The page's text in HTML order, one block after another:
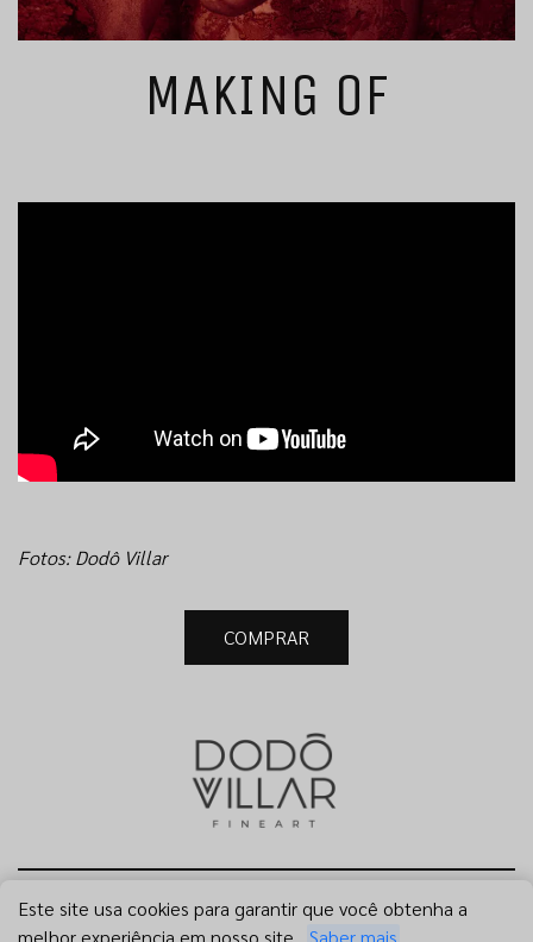
Este site usa cookies para garantir que você obtenha a
melhor experiência em nosso site.
Saber mais
MAKING OF
Fotos: Dodô Villar
COMPRAR
Site by